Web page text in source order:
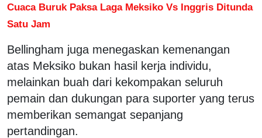
Cuaca Buruk Paksa Laga Meksiko Vs Inggris Ditunda
Satu Jam
Bellingham juga menegaskan kemenangan
atas Meksiko bukan hasil kerja individu,
melainkan buah dari kekompakan seluruh
pemain dan dukungan para suporter yang terus
memberikan semangat sepanjang
pertandingan.